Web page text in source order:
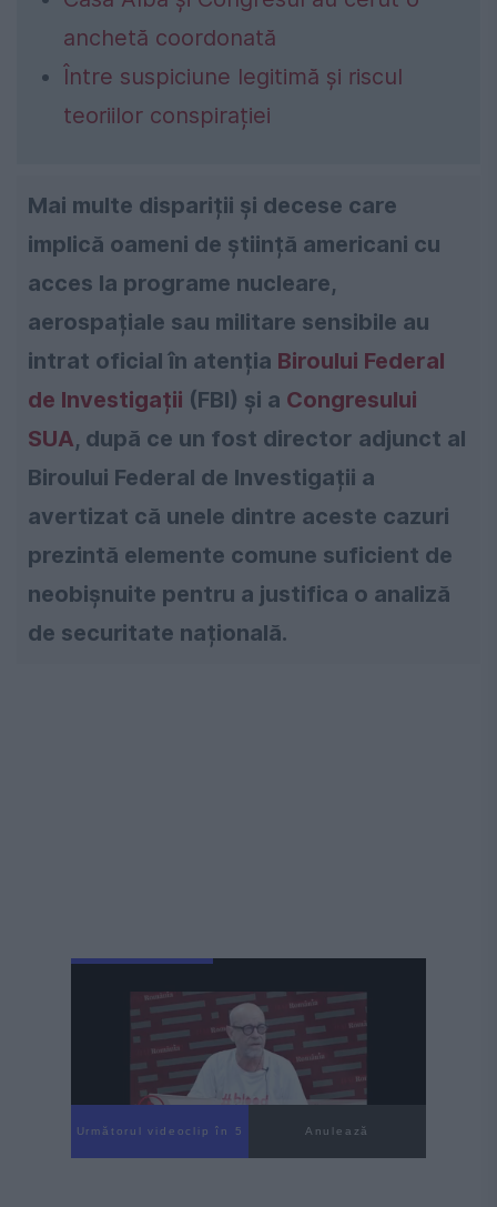
anchetă coordonată
Între suspiciune legitimă și riscul
teoriilor conspirației
Mai multe dispariții și decese care
implică oameni de știință americani cu
acces la programe nucleare,
aerospațiale sau militare sensibile au
intrat oficial în atenția Biroului Federal
de Investigații (FBI) și a Congresului
SUA, după ce un fost director adjunct al
Biroului Federal de Investigații a
avertizat că unele dintre aceste cazuri
prezintă elemente comune suficient de
neobișnuite pentru a justifica o analiză
de securitate națională.
Următorul videoclip în 3 Anulează